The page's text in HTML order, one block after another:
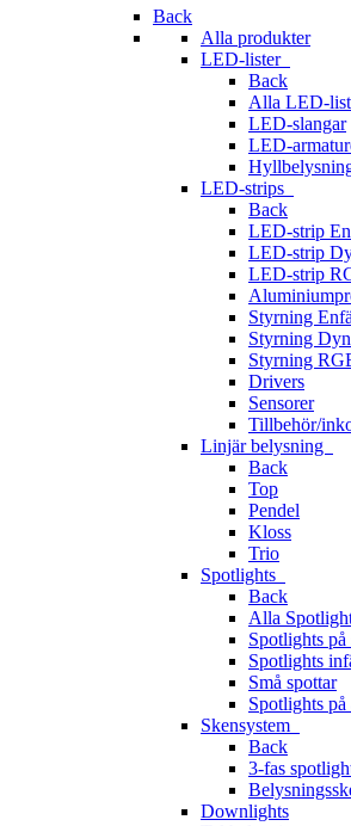
Back
Alla produkter
LED-lister
Back
Alla LED-
LED-slangar
LED-
LED-strips
Back
LED-strip
LED-strip
LED-strip
Styrning
Styrning
Styrning
Drivers
Sensorer
Tillbehör/
Linjär belysning
Back
Top
Pendel
Kloss
Trio
Spotlights
Back
Alla
Spotlights på
Spotlights
Små spottar
Spotlights på
Skensystem
Back
3-fas
Downlights